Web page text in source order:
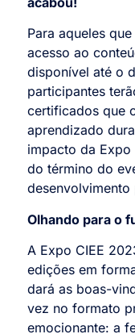
Para aqueles
acesso ao
disponível até o
participantes
certificados que
aprendizado
impacto da Expo
do término do
Olhando para o
A Expo CIEE
edições em
dará as boas-
vez no formato
emocionante: a